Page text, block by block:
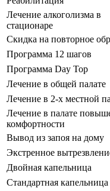
Лечение алкоголизма в
стационаре
Скидка на повторное
Программа 12 шагов
Программа Day Top
Лечение в общей палате
Лечение в 2-х местной
Лечение в палате
комфортности
Вывод из запоя на дому
Экстренное
Двойная капельница
Стандартная капельница